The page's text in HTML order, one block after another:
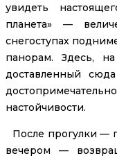
увидеть
планета» —
снегоступах
панорам. Здесь,
доставленный
настойчивости.
После прогулки —
вечером —